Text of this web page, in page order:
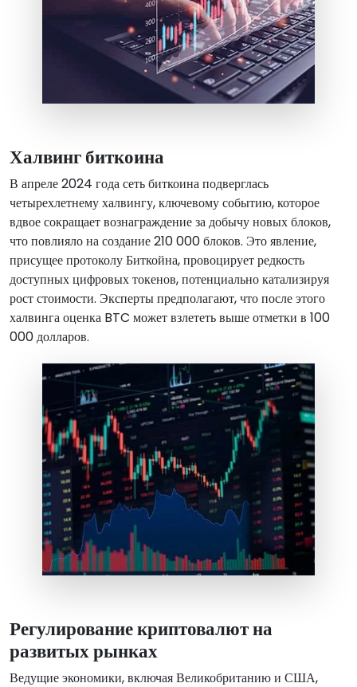
Халвинг биткоина
В апреле 2024 года сеть биткоина подверглась
четырехлетнему халвингу, ключевому событию, которое
вдвое сокращает вознаграждение за добычу новых блоков,
что повлияло на создание 210 000 блоков. Это явление,
присущее протоколу Биткойна, провоцирует редкость
доступных цифровых токенов, потенциально катализируя
рост стоимости. Эксперты предполагают, что после этого
халвинга оценка BTC может взлететь выше отметки в 100
000 долларов.
Регулирование криптовалют на
развитых рынках
Ведущие экономики, включая Великобританию и США,